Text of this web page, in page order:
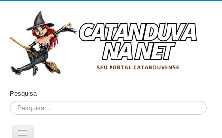
Pesquisa
Alternar